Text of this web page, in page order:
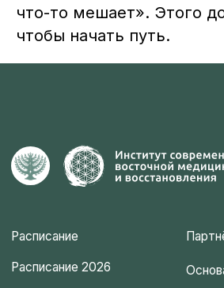
что-то мешает». Этого
чтобы начать путь.